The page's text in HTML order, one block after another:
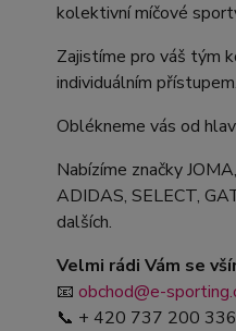
kolektivní míčové
Zajistíme pro váš tým
individuálním přístupem.
Oblékneme vás od
Nabízíme značky
ADIDAS, SELECT,
dalších.
Velmi rádi Vám se
📧 obchod@e-
📞 + 420 737 200 336